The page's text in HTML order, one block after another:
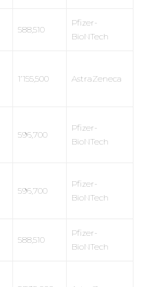
588,510
Pfizer-
BioNTech
1’155,500 AstraZeneca
596,700
Pfizer-
BioNTech
596,700
Pfizer-
BioNTech
588,510
Pfizer-
BioNTech